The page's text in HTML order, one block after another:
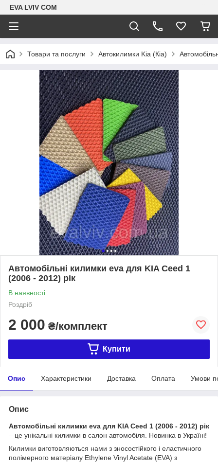
EVA LVIV COM
Товари та послуги Автокилимки Kia (Кіа)
Автомобільні килимки eva для KIA Ceed 1
(2006 - 2012) рік
В наявності
Роздріб
2 000 ₴/комплект
Купити
Опис Характеристики Доставка Оплата Умови
Опис
Автомобільні килимки eva для KIA Ceed 1 (2006 - 2012) рік
– це унікальні килимки в салон автомобіля. Новинка в Україні!
Килимки виготовляються нами з зносостійкого і еластичного
полімерного матеріалу Ethylene Vinyl Acetate (EVA) з